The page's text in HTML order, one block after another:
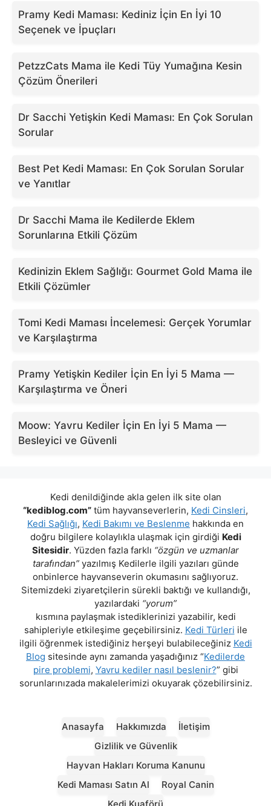
Pramy Kedi Maması: Kediniz İçin En İyi 10
Seçenek ve İpuçları
PetzzCats Mama ile Kedi Tüy Yumağına Kesin
Çözüm Önerileri
Dr Sacchi Yetişkin Kedi Maması: En Çok Sorulan
Sorular
Best Pet Kedi Maması: En Çok Sorulan Sorular
ve Yanıtlar
Dr Sacchi Mama ile Kedilerde Eklem
Sorunlarına Etkili Çözüm
Kedinizin Eklem Sağlığı: Gourmet Gold Mama ile
Etkili Çözümler
Tomi Kedi Maması İncelemesi: Gerçek Yorumlar
ve Karşılaştırma
Pramy Yetişkin Kediler İçin En İyi 5 Mama —
Karşılaştırma ve Öneri
Moow: Yavru Kediler İçin En İyi 5 Mama —
Besleyici ve Güvenli
Kedi denildiğinde akla gelen ilk site olan
“kediblog.com” tüm hayvanseverlerin, Kedi Cinsleri,
Kedi Sağlığı, Kedi Bakımı ve Beslenme hakkında en
doğru bilgilere kolaylıkla ulaşmak için girdiği Kedi
Sitesidir. Yüzden fazla farklı “özgün ve uzmanlar
tarafından”yazılmış Kedilerle ilgili yazıları günde
onbinlerce hayvanseverin okumasını sağlıyoruz.
Sitemizdeki ziyaretçilerin sürekli baktığı ve kullandığı,
yazılardaki “yorum”
kısmına paylaşmak istediklerinizi yazabilir, kedi
sahipleriyle etkileşime geçebilirsiniz. Kedi Türleri ile
ilgili öğrenmek istediğiniz herşeyi bulabileceğiniz Kedi
Blog sitesinde aynı zamanda yaşadığınız “Kedilerde
pire problemi, Yavru kediler nasıl beslenir?” gibi
sorunlarınızada makalelerimizi okuyarak çözebilirsiniz.
Anasayfa Hakkımızda
İletişim
Gizlilik ve Güvenlik
Hayvan Hakları Koruma Kanunu
Kedi Maması Satın Al
Royal Canin
Kedi Kuaförü